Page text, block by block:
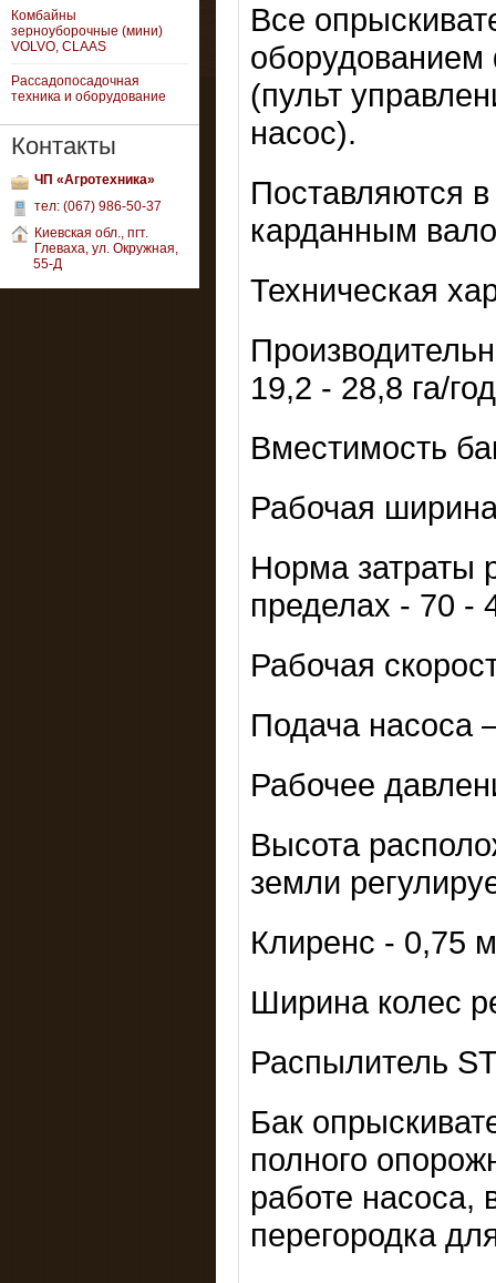
Комбайны
зерноуборочные (мини)
VOLVO, CLAAS
Рассадопосадочная
техника и оборудование
Контакты
ЧП «Агротехника»
тел: (067) 986-50-37
Киевская обл., пгт.
Глеваха, ул. Окружная,
55-Д
Все
(пульт
насос).
Поставляются
карданным
Техническая
19,2 - 28,8 га/
Вместимость
Рабочая
Норма затраты
пределах - 70 -
Рабочая
Подача насоса
Рабочее
Высота
земли
Клиренс - 0,75
Ширина колес
Распылитель
Бак
полного
работе насоса,
перегородка